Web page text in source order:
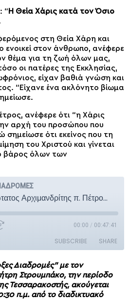
“ Η Θεία Χάρις κατά τον Όσιο
στη Θεία Χάρη και
ενοικεί στον άνθρωπο, ανέφερε
θέμα για τη ζωή όλων μας,
οι πατέρες της Εκκλησίας,
είχαν βαθιά γνώση και
“Είχανε ένα ακλόνητο βίωμα
ανέφερε ότι “η Χάρις
αρχή του προσώπου που
σημείωσε ότι εκείνος που τη
του Χριστού και γίνεται
βάρος όλων των
Διαδρομές” με τον
Στρουμπάκο, την περίοδο
Τεσσαρακοστής, ακούγεται
π.μ. από το διαδικτυακό